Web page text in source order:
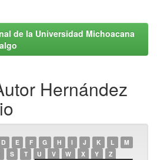
de la Universidad Michoacana
Hernández
D E F G H I J K L
M
S T U V W X Y Z